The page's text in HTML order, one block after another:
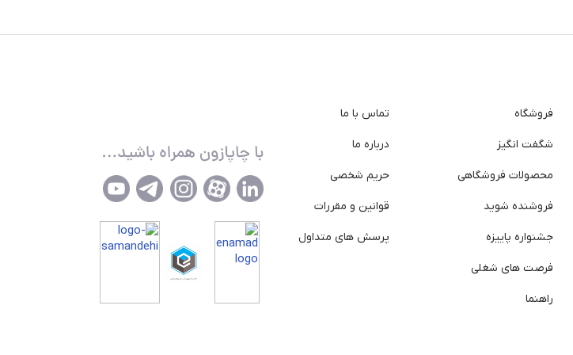
فروشگاه
شگفت انگیز
محصولات فروشگاهی
فروشنده شوید
جشنواره پاییزه
فرصت های شغلی
راهنما
تماس با ما
درباره ما
حریم شخصی
قوانین و مقررات
پرسش های متداول